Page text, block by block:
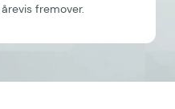
fremover.